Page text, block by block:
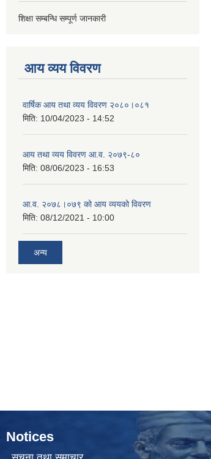
शिक्षा सम्बन्धि सम्पूर्ण जानकारी
आय व्यय विवरण
वार्षिक आय तथा व्यय विवरण २०८०।०८१
मिति: 10/04/2023 - 14:52
आय तथा व्यय विवरण आ.व. २०७९-८०
मिति: 08/06/2023 - 16:53
आ.व. २०७८।०७९ को आय व्ययको विवरण
मिति: 08/12/2021 - 10:00
अन्य
Notices